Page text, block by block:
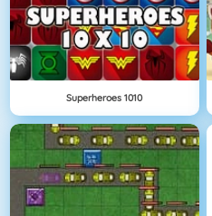
Superheroes 1010